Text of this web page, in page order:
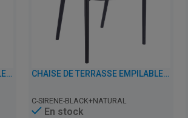
CHAISE DE TERRASSE EMPILABLE AVEC ACCOUDOIRS - CECILE - PLASTIQUE CHAISE DE TERRASSE EMPILABLE AVEC ACCOUDOIRS - SIRENE - PLASTIQUE
C-SIRENE-BLACK+NATURAL
En stock